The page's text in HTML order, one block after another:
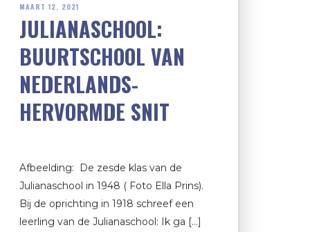
MAART 12, 2021
JULIANASCHOOL:
BUURTSCHOOL VAN
NEDERLANDS-
HERVORMDE SNIT
Afbeelding: De zesde klas van de
Julianaschool in 1948 ( Foto Ella Prins).
Bij de oprichting in 1918 schreef een
leerling van de Julianaschool: Ik ga […]